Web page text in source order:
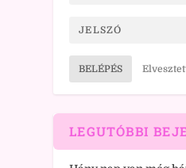
BELÉPÉS
LEGUTÓBBI